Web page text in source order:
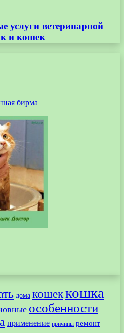
услуги ветеринарной
и кошек
дома кошеккошка
особенности
применение причины ремонт